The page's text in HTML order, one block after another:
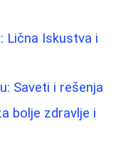
Lična Iskustva i
Saveti i rešenja
bolje zdravlje i